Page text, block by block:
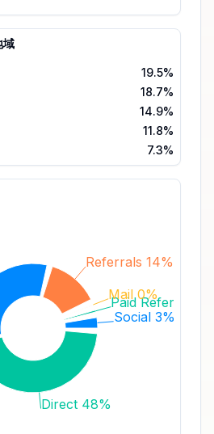
域
19.5%
18.7%
14.9%
11.8%
7.3%
Social 3%
Paid Referrals
Mail 0%
Referrals 14%
Direct 48%